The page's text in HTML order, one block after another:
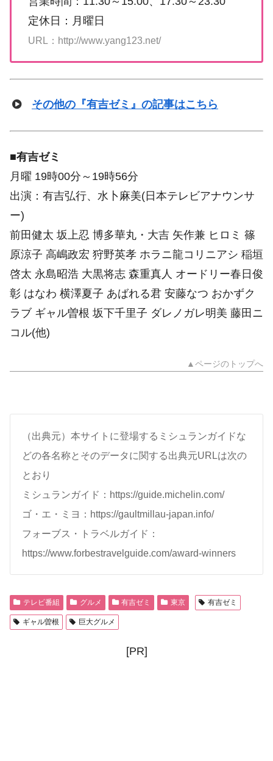
定休日：月曜日
URL：http://www.yang123.net/
その他の『有吉ゼミ』の記事はこちら
■有吉ゼミ
月曜 19時00分～19時56分
出演：有吉弘行、水卜麻美(日本テレビアナウンサ
ー)
前田健太 坂上忍 博多華丸・大吉 矢作兼 ヒロミ 篠
原涼子 高嶋政宏 狩野英孝 ホラニ龍コリニアシ 稲垣
啓太 永島昭浩 大黒将志 森重真人 オードリー春日俊
彰 はなわ 横澤夏子 あばれる君 安藤なつ おかずク
ラブ ギャル曽根 坂下千里子 ダレノガレ明美 藤田ニ
コル(他)
▲ページのトップへ
（出典元）本サイトに登場するミシュランガイドな
どの各名称とそのデータに関する出典元URLは次の
とおり
ミシュランガイド：https://guide.michelin.com/
ゴ・エ・ミヨ：https://gaultmillau-japan.info/
フォーブス・トラベルガイド：
https://www.forbestravelguide.com/award-winners
テレビ番組 グルメ 有吉ゼミ 東京 有吉ゼミ
ギャル曽根 巨大グルメ
[PR]